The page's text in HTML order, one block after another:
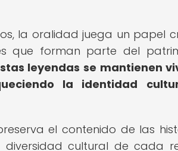
la oralidad juega un papel
que forman parte del
leyendas se mantienen
la identidad
el contenido de las
cultural de cada